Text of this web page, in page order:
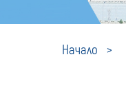
Начало